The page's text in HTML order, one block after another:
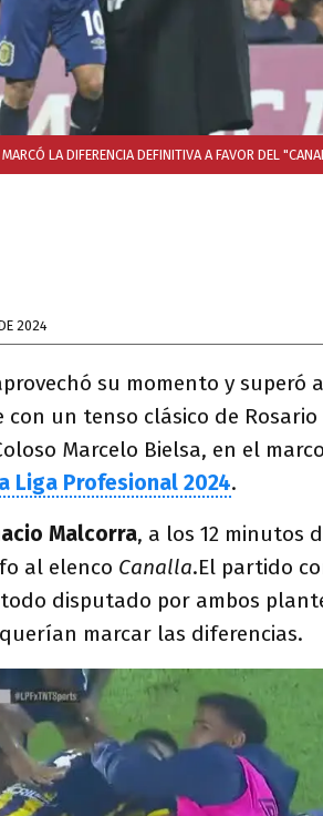
LA DIFERENCIA DEFINITIVA A FAVOR DEL
2024
su momento y superó a
con un tenso clásico de
Marcelo Bielsa, en el
Liga Profesional 2024.
Malcorra, a los 12 minutos
al elenco Canalla.El partido
disputado por ambos
marcar las diferencias.